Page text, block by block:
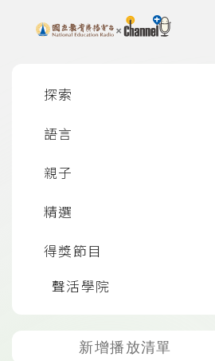
上方功能區塊
探索
語言
親子
精選
得獎節目
聲活學院
新增播放清單